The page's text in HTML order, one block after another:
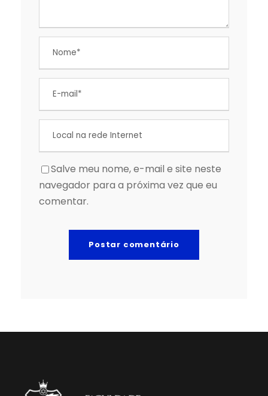
Salve meu nome, e-mail e site neste
navegador para a próxima vez que eu
comentar.